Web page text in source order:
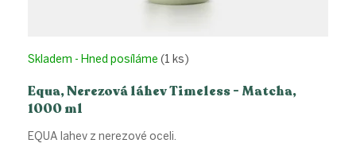
Equa, Nerezová láhev Timeless - Matcha,
1000 ml
Skladem - Hned posíláme (1 ks)
EQUA lahev z nerezové oceli.